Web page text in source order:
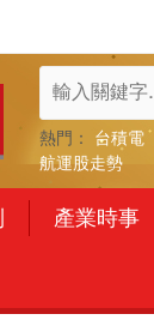
熱門： 台積電
航運股走勢
產業時事